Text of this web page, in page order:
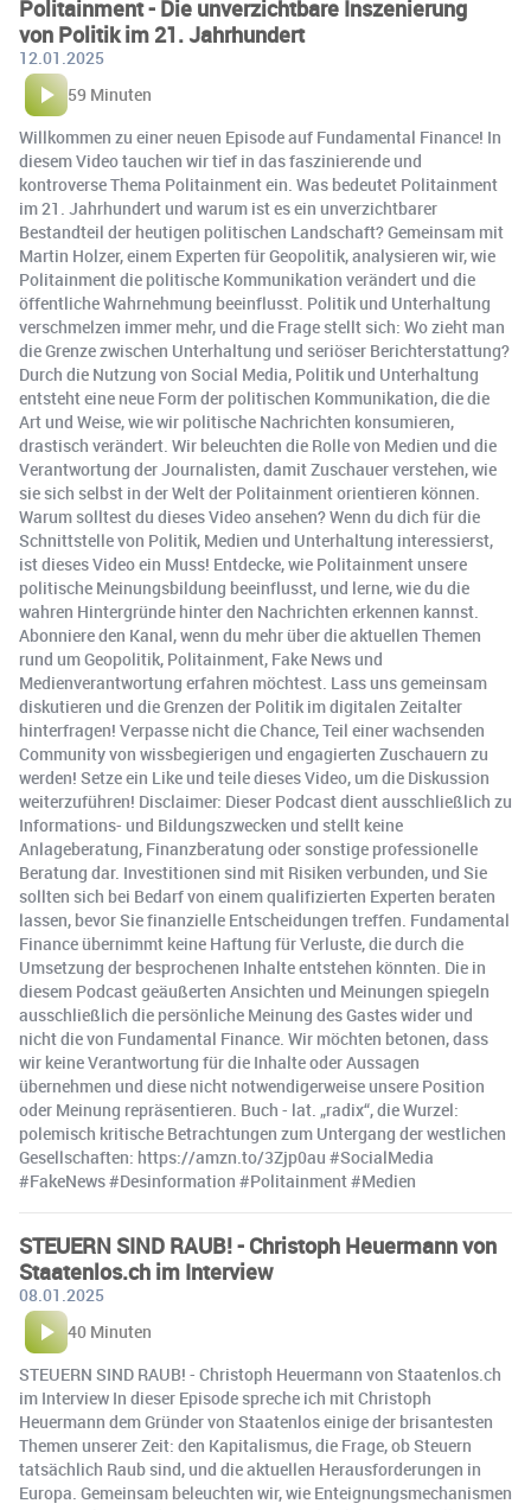
Politainment - Die unverzichtbare Inszenierung
von Politik im 21. Jahrhundert
12.01.2025
59 Minuten
Willkommen zu einer neuen Episode auf Fundamental Finance! In
diesem Video tauchen wir tief in das faszinierende und
kontroverse Thema Politainment ein. Was bedeutet Politainment
im 21. Jahrhundert und warum ist es ein unverzichtbarer
Bestandteil der heutigen politischen Landschaft? Gemeinsam mit
Martin Holzer, einem Experten für Geopolitik, analysieren wir, wie
Politainment die politische Kommunikation verändert und die
öffentliche Wahrnehmung beeinflusst. Politik und Unterhaltung
verschmelzen immer mehr, und die Frage stellt sich: Wo zieht man
die Grenze zwischen Unterhaltung und seriöser Berichterstattung?
Durch die Nutzung von Social Media, Politik und Unterhaltung
entsteht eine neue Form der politischen Kommunikation, die die
Art und Weise, wie wir politische Nachrichten konsumieren,
drastisch verändert. Wir beleuchten die Rolle von Medien und die
Verantwortung der Journalisten, damit Zuschauer verstehen, wie
sie sich selbst in der Welt der Politainment orientieren können.
Warum solltest du dieses Video ansehen? Wenn du dich für die
Schnittstelle von Politik, Medien und Unterhaltung interessierst,
ist dieses Video ein Muss! Entdecke, wie Politainment unsere
politische Meinungsbildung beeinflusst, und lerne, wie du die
wahren Hintergründe hinter den Nachrichten erkennen kannst.
Abonniere den Kanal, wenn du mehr über die aktuellen Themen
rund um Geopolitik, Politainment, Fake News und
Medienverantwortung erfahren möchtest. Lass uns gemeinsam
diskutieren und die Grenzen der Politik im digitalen Zeitalter
hinterfragen! Verpasse nicht die Chance, Teil einer wachsenden
Community von wissbegierigen und engagierten Zuschauern zu
werden! Setze ein Like und teile dieses Video, um die Diskussion
weiterzuführen! Disclaimer: Dieser Podcast dient ausschließlich zu
Informations- und Bildungszwecken und stellt keine
Anlageberatung, Finanzberatung oder sonstige professionelle
Beratung dar. Investitionen sind mit Risiken verbunden, und Sie
sollten sich bei Bedarf von einem qualifizierten Experten beraten
lassen, bevor Sie finanzielle Entscheidungen treffen. Fundamental
Finance übernimmt keine Haftung für Verluste, die durch die
Umsetzung der besprochenen Inhalte entstehen könnten. Die in
diesem Podcast geäußerten Ansichten und Meinungen spiegeln
ausschließlich die persönliche Meinung des Gastes wider und
nicht die von Fundamental Finance. Wir möchten betonen, dass
wir keine Verantwortung für die Inhalte oder Aussagen
übernehmen und diese nicht notwendigerweise unsere Position
oder Meinung repräsentieren. Buch - lat. „radix“, die Wurzel:
polemisch kritische Betrachtungen zum Untergang der westlichen
Gesellschaften: https://amzn.to/3Zjp0au #SocialMedia
#FakeNews #Desinformation #Politainment #Medien
STEUERN SIND RAUB! - Christoph Heuermann von
Staatenlos.ch im Interview
08.01.2025
40 Minuten
STEUERN SIND RAUB! - Christoph Heuermann von Staatenlos.ch
im Interview In dieser Episode spreche ich mit Christoph
Heuermann dem Gründer von Staatenlos einige der brisantesten
Themen unserer Zeit: den Kapitalismus, die Frage, ob Steuern
tatsächlich Raub sind, und die aktuellen Herausforderungen in
Europa. Gemeinsam beleuchten wir, wie Enteignungsmechanismen